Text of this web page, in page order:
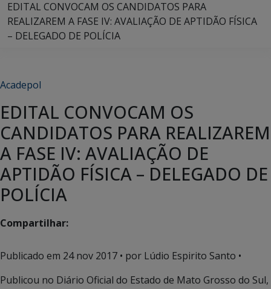
EDITAL CONVOCAM OS CANDIDATOS PARA
REALIZAREM A FASE IV: AVALIAÇÃO DE APTIDÃO FÍSICA
– DELEGADO DE POLÍCIA
Acadepol
EDITAL CONVOCAM OS
CANDIDATOS PARA REALIZAREM
A FASE IV: AVALIAÇÃO DE
APTIDÃO FÍSICA – DELEGADO DE
POLÍCIA
Compartilhar:
Publicado em 24 nov 2017 • por Lúdio Espirito Santo •
Publicou no Diário Oficial do Estado de Mato Grosso do Sul,